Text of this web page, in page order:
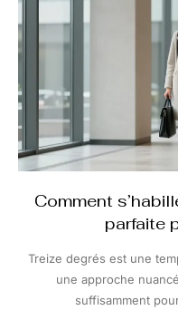
Comment
parfaite
Treize degrés est une
une approche
suffisamment